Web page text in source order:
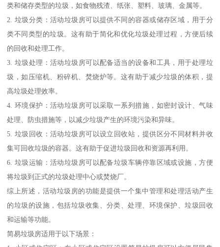
类和储存类型的垃圾，如食物残渣、纸张、塑料、玻璃、金属等。
2. 垃圾分类：活动垃圾房可以提供不同的容器或储存区域，用于分
类不同类型的垃圾。这有助于简化和优化垃圾处理过程，方便后续
的回收和处理工作。
3. 垃圾处理：活动垃圾房可以配备适当的设备和工具，用于处理垃
圾，如压缩机、粉碎机、焚烧炉等。这有助于减少垃圾的体积，提
高垃圾处理效率。
4. 环境保护：活动垃圾房可以采取一系列措施，如密封设计、气味
处理、防虫措施等，以减少垃圾产生的环境污染和异味。
5. 垃圾回收：活动垃圾房可以设立回收站，提供区分不同材料并收
集可回收垃圾的容器。这有助于促进垃圾回收和资源再利用。
6. 垃圾运输：活动垃圾房可以配备垃圾车辆停靠区域或设施，方便
将垃圾到正式的垃圾处理中心或焚烧厂。
综上所述，活动垃圾房的功能是提供一个集中管理和处理活动产生
的垃圾的设施，包括垃圾收集、分类、处理、环境保护、垃圾回收
和运输等功能。
简易垃圾房适用于以下场景：